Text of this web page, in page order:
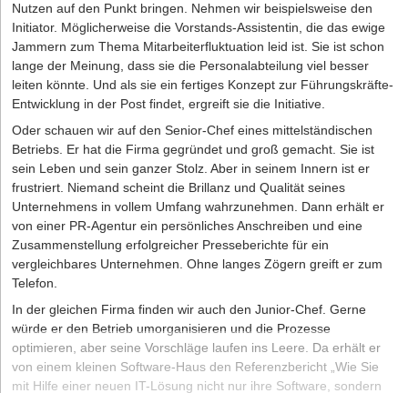
Nutzen auf den Punkt bringen. Nehmen wir beispielsweise den
Initiator. Möglicherweise die Vorstands-Assistentin, die das ewige
Jammern zum Thema Mitarbeiterfluktuation leid ist. Sie ist schon
lange der Meinung, dass sie die Personalabteilung viel besser
leiten könnte. Und als sie ein fertiges Konzept zur Führungskräfte-
Entwicklung in der Post findet, ergreift sie die Initiative.
Oder schauen wir auf den Senior-Chef eines mittelständischen
Betriebs. Er hat die Firma gegründet und groß gemacht. Sie ist
sein Leben und sein ganzer Stolz. Aber in seinem Innern ist er
frustriert. Niemand scheint die Brillanz und Qualität seines
Unternehmens in vollem Umfang wahrzunehmen. Dann erhält er
von einer PR-Agentur ein persönliches Anschreiben und eine
Zusammenstellung erfolgreicher Presseberichte für ein
vergleichbares Unternehmen. Ohne langes Zögern greift er zum
Telefon.
In der gleichen Firma finden wir auch den Junior-Chef. Gerne
würde er den Betrieb umorganisieren und die Prozesse
optimieren, aber seine Vorschläge laufen ins Leere. Da erhält er
von einem kleinen Software-Haus den Referenzbericht „Wie Sie
mit Hilfe einer neuen IT-Lösung nicht nur ihre Software, sondern